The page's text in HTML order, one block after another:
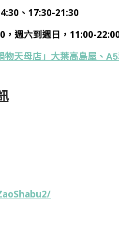
、17:30-21:30
週六到週日，11:00-
物天母店」大葉高島屋、